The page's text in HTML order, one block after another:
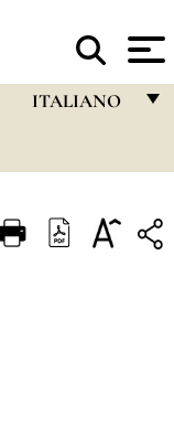
ITALIANO
ITALIANO